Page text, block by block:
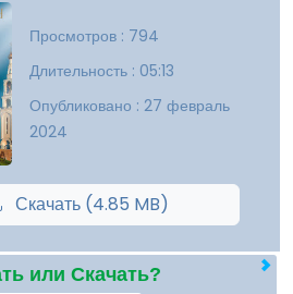
Просмотров : 794
Длительность : 05:13
Опубликовано : 27 февраль
2024
Скачать (4.85 MB)
или Скачать?